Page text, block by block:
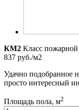
КМ2 Класс пожарной
837 руб./м2
Удачно подобранное
просто интересный
Площадь пола, м2